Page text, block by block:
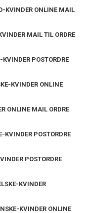
KVINDER ONLINE MAIL
MAIL TIL ORDRE
POSTORDRE
KVINDER ONLINE
ONLINE MAIL ORDRE
POSTORDRE
POSTORDRE
KVINDER
KVINDER ONLINE